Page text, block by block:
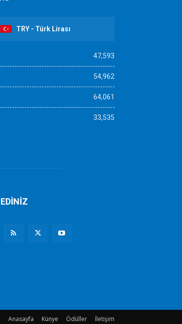
TRY - Türk Lirası
47,593
54,962
64,061
33,535
Anasayfa Künye Ödüller İletişim